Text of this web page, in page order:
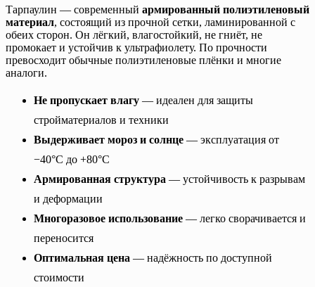
Тарпаулин — современный армированный полиэтиленовый
материал, состоящий из прочной сетки, ламинированной с
обеих сторон. Он лёгкий, влагостойкий, не гниёт, не
промокает и устойчив к ультрафиолету. По прочности
превосходит обычные полиэтиленовые плёнки и многие
аналоги.
Не пропускает влагу — идеален для защиты
стройматериалов и техники
Выдерживает мороз и солнце — эксплуатация от
−40°C до +80°C
Армированная структура — устойчивость к разрывам
и деформации
Многоразовое использование — легко сворачивается и
переносится
Оптимальная цена — надёжность по доступной
стоимости